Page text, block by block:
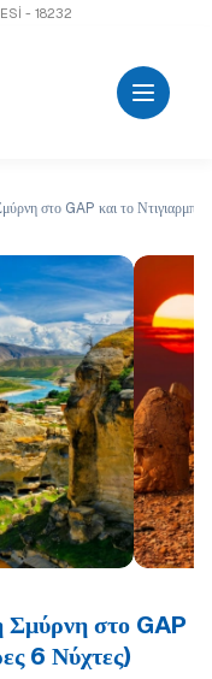
- 18232
στο GAP και το
Σμύρνη στο GAP
6 Νύχτες)